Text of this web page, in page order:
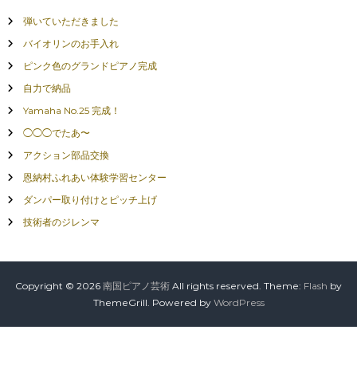
弾いていただきました
バイオリンのお手入れ
ピンク色のグランドピアノ完成
自力で納品
Yamaha No.25 完成！
◯◯◯でたあ〜
アクション部品交換
恩納村ふれあい体験学習センター
ダンパー取り付けとピッチ上げ
技術者のジレンマ
Copyright © 2026 南国ピアノ芸術 All rights reserved. Theme: Flash by
ThemeGrill. Powered by WordPress